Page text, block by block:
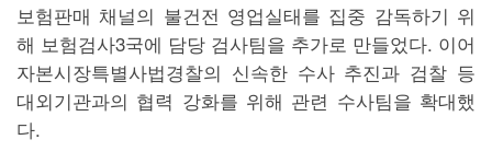
보험판매 채널의 불건전 영업실태를 집중 감독하기 위
해 보험검사3국에 담당 검사팀을 추가로 만들었다. 이어
자본시장특별사법경찰의 신속한 수사 추진과 검찰 등
대외기관과의 협력 강화를 위해 관련 수사팀을 확대했
다.